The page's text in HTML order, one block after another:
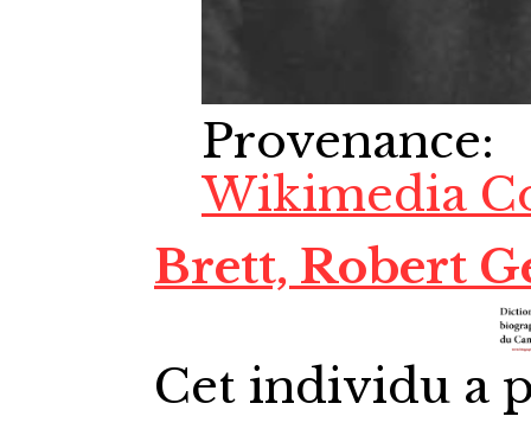
Provenance:
Wikimedia
Brett, Robert
Cet individu a